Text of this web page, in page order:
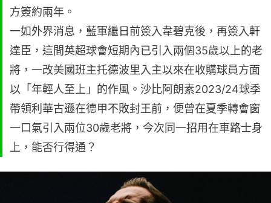
方簽約兩年。
一如外界消息，藍軍繼日前簽入韋碧克後，再簽入軒
達臣，這間英超球會短期內已引入兩個35歲以上的老
將，一改美國班主托德波里入主以來在收購球員方面
以「年輕人至上」的作風。沙比阿朗素2023/24球季
帶領利華古遜在德甲不敗封王前，便曾在夏季轉會窗
一口氣引入兩位30歲老將，今次同一招用在車路士身
上，能否行得通？